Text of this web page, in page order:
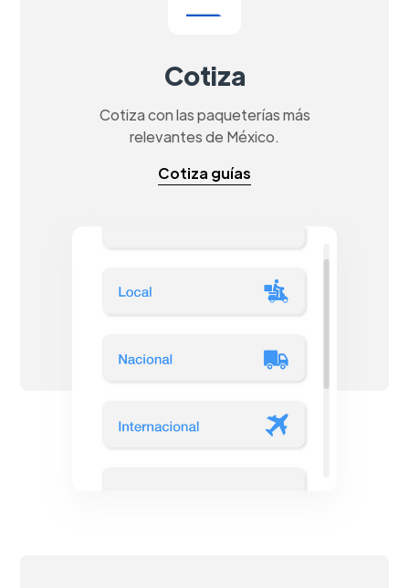
Cotiza
Cotiza con las paqueterías más
relevantes de México.
Cotiza guías